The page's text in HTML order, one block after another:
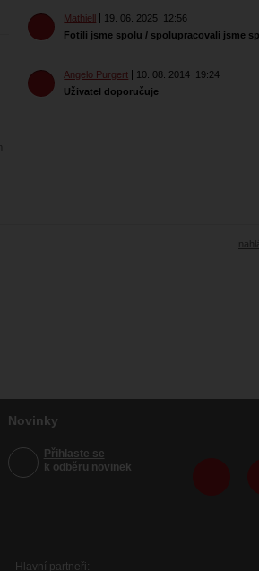
Mathiell 19. 06. 2025 12:56
Fotili jsme spolu / spolupracovali jsme
Angelo Purgert 10. 08. 2014 19:24
Uživatel doporučuje
Novinky
Přihlaste se
k odběru novinek
Hlavní partneři: